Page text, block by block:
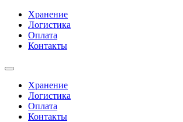
Хранение
Логистика
Оплата
Контакты
Хранение
Логистика
Оплата
Контакты